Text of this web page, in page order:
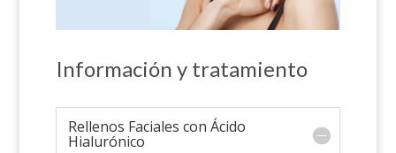
Información y tratamiento
Rellenos Faciales con Ácido
Hialurónico